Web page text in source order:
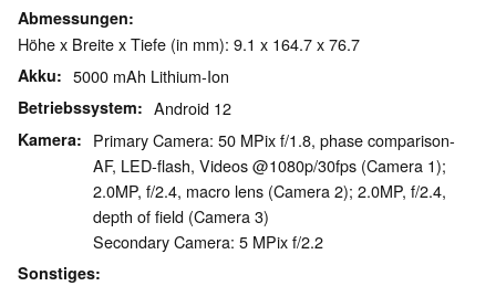
Abmessungen
Höhe x Breite x Tiefe (in mm): 9.1 x 164.7 x 76.7
Akku 5000 mAh Lithium-Ion
Betriebssystem Android 12
Kamera
Primary Camera: 50 MPix f/​1.8, phase comparison-
AF, LED-flash, Videos @1080p/​30fps (Camera 1);
2.0MP, f/​2.4, macro lens (Camera 2); 2.0MP, f/​2.4,
depth of field (Camera 3)
Secondary Camera: 5 MPix f/​2.2
Sonstiges